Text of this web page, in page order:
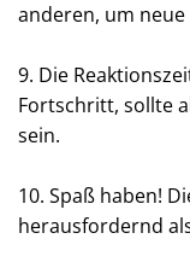
anderen, um
9. Die
Fortschritt, sollte
sein.
10. Spaß haben!
herausfordernd